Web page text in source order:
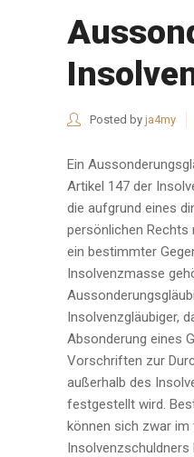
Posted by ja4my
Ein
Artikel 147 der
die aufgrund eines
persönlichen Rechts
ein bestimmter
Insolvenzmasse
Insolvenzgläubiger,
Absonderung eines
Vorschriften zur
außerhalb des
festgestellt wird.
können sich zwar